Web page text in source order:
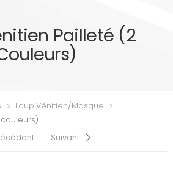
Pailleté (2
Loup Vénitien/Masque
Suivant